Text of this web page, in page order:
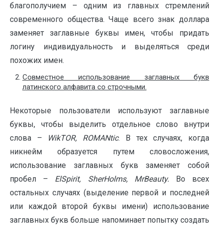
благополучием – одним из главных стремлений
современного общества. Чаще всего знак доллара
заменяет заглавные буквы имен, чтобы придать
логину индивидуальность и выделяться среди
похожих имен.
Совместное использование заглавных букв
латинского алфавита со строчными.
Некоторые пользователи используют заглавные
буквы, чтобы выделить отдельное слово внутри
слова –
WikTOR, ROMANtic. В тех случаях, когда
никнейм образуется путем словосложения,
использование заглавных букв заменяет собой
пробел – ElSpirit, SherHolms, MrBeauty.
Во всех
остальных случаях (выделение первой и последней
или каждой второй буквы имени) использование
заглавных букв больше напоминает попытку создать